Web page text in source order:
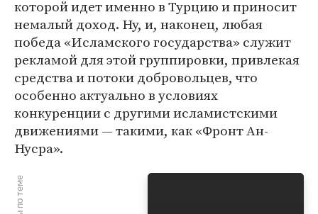
которой идет именно в Турцию и приносит
немалый доход. Ну, и, наконец, любая
победа «Исламского государства» служит
рекламой для этой группировки, привлекая
средства и потоки добровольцев, что
особенно актуально в условиях
конкуренции с другими исламистскими
движениями — такими, как «Фронт Ан-
Нусра».